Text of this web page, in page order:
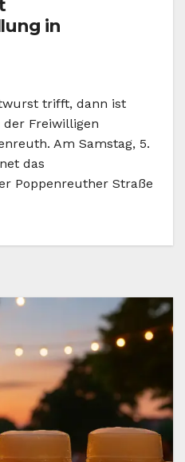
in
trifft, dann ist
Freiwilligen
Am Samstag, 5.
das
Poppenreuther Straße